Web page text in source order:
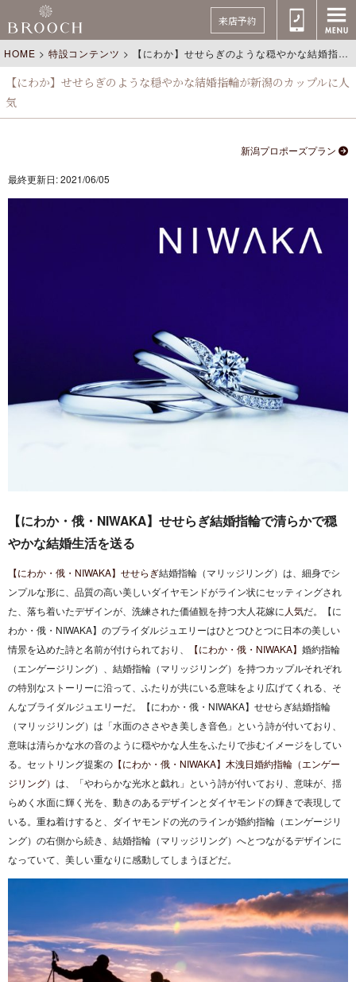
来店予約
HOME > 特設コンテンツ > 【にわか】せせらぎのような穏やかな結婚指輪が新潟のカップルに人気
【にわか】せせらぎのような穏やかな結婚指輪が新潟のカップルに人
気
新潟プロポーズプラン
最終更新日: 2021/06/05
【にわか・俄・NIWAKA】せせらぎ結婚指輪で清らかで穏
やかな結婚生活を送る
【にわか・俄・NIWAKA】せせらぎ結婚指輪（マリッジリング）は、細身でシ
ンプルな形に、品質の高い美しいダイヤモンドがライン状にセッティングされ
た、落ち着いたデザインが、洗練された価値観を持つ大人花嫁に 人気だ。【に
わか・俄・NIWAKA】のブライダルジュエリーはひとつひとつに日本の美しい
情景を込めた詩と名前が付けられており、
【にわか・俄・NIWAKA】 婚約指輪
（エンゲージリング）、結婚指輪（マリッジリング）を持つカップルそれぞれ
の特別なストーリーに沿って、ふたりが共にいる意味をより広げてくれる、そ
んなブライダルジュエリーだ。【にわか・俄・NIWAKA】せせらぎ結婚指輪
（マリッジリング）は「水面のささやき美しき音色」という詩が付いており、
意味は清らかな水の音のように穏やかな人生をふたりで歩むイメージをしてい
る。セットリング提案の 【にわか・俄・NIWAKA】木洩日婚約指輪（エンゲー
ジリング） は、「やわらかな光水と戯れ」という詩が付いており、意味が、揺
らめく水面に輝く光を、動きのあるデザインとダイヤモンドの輝きで表現して
いる。重ね着けすると、ダイヤモンドの光のラインが婚約指輪（エンゲージリ
ング）の右側から続き、結婚指輪（マリッジリング）へとつながるデザインに
なっていて、美しい重なりに感動してしまうほどだ。